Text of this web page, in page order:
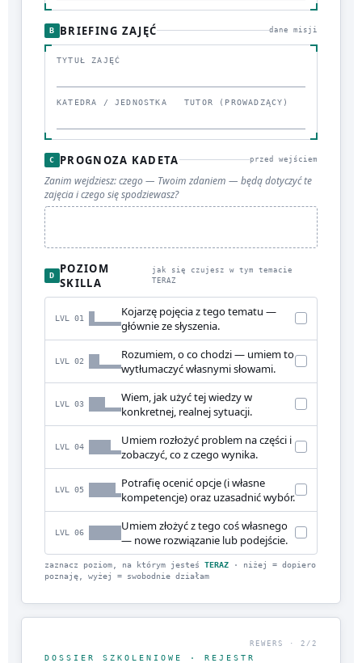
B BRIEFING ZAJĘĆ dane misji
TYTUŁ ZAJĘĆ
KATEDRA / JEDNOSTKA TUTOR (PROWADZĄCY)
C PROGNOZA KADETA przed wejściem
Zanim wejdziesz: czego — Twoim zdaniem — będą dotyczyć te
zajęcia i czego się spodziewasz?
D
POZIOM
SKILLA
jak się czujesz w tym temacie
TERAZ
LVL 01
Kojarzę pojęcia z tego tematu —
głównie ze słyszenia.
LVL 02
Rozumiem, o co chodzi — umiem to
wytłumaczyć własnymi słowami.
LVL 03
Wiem, jak użyć tej wiedzy w
konkretnej, realnej sytuacji.
LVL 04
Umiem rozłożyć problem na części i
zobaczyć, co z czego wynika.
LVL 05
Potrafię ocenić opcje (i własne
kompetencje) oraz uzasadnić wybór.
LVL 06
Umiem złożyć z tego coś własnego
— nowe rozwiązanie lub podejście.
zaznacz poziom, na którym jesteś TERAZ · niżej = dopiero
poznaję, wyżej = swobodnie działam
REWERS · 2/2
DOSSIER SZKOLENIOWE · REJESTR